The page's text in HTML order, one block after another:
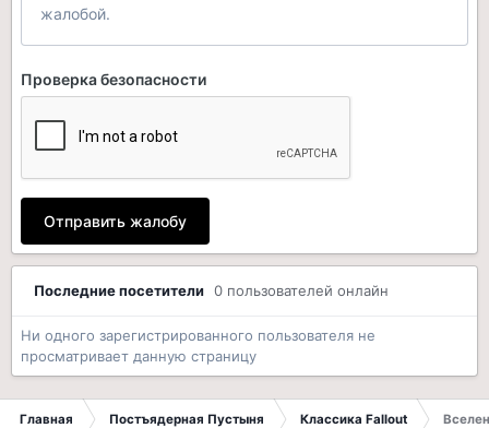
жалобой.
Проверка безопасности
Отправить жалобу
Последние посетители 0 пользователей онлайн
Ни одного зарегистрированного пользователя не
просматривает данную страницу
Главная Постъядерная Пустыня Классика Fallout